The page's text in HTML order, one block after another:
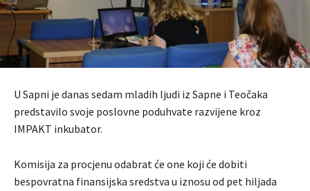
U Sapni je danas sedam mladih ljudi iz Sapne i Teočaka
predstavilo svoje poslovne poduhvate razvijene kroz
IMPAKT inkubator.
Komisija za procjenu odabrat će one koji će dobiti
bespovratna finansijska sredstva u iznosu od pet hiljada